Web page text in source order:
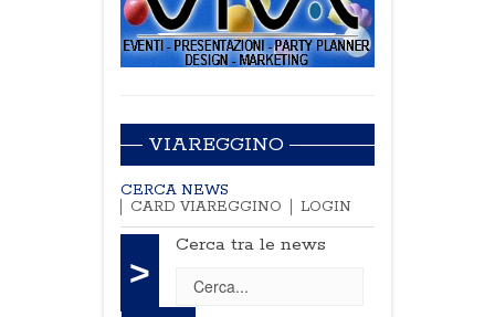
VIAREGGINO
CERCA NEWS
CARD VIAREGGINO
LOGIN
>
Cerca tra le news